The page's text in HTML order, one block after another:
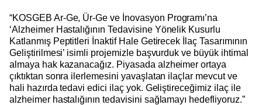
“KOSGEB Ar-Ge, Ür-Ge ve İnovasyon Programı’na
‘Alzheimer Hastalığının Tedavisine Yönelik Kusurlu
Katlanmış Peptitleri İnaktif Hale Getirecek İlaç Tasarımının
Geliştirilmesi’ isimli projemizle başvurduk ve büyük ihtimal
almaya hak kazanacağız. Piyasada alzheimer ortaya
çıktıktan sonra ilerlemesini yavaşlatan ilaçlar mevcut ve
hali hazırda tedavi edici ilaç yok. Geliştireceğimiz ilaç ile
alzheimer hastalığının tedavisini sağlamayı hedefliyoruz.”